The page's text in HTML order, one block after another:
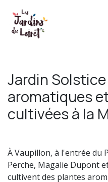
Jardin
aromatiques
cultivées à la
À Vaupillon, à l'entrée du
Perche, Magalie Dupont
cultivent des plantes